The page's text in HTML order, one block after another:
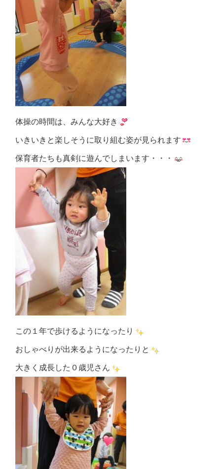
体操の時間は、みんな大好き
いきいきと楽しそうに取り組む姿が見られます
保育者たちも真剣に遊んでしまいます・・・
この１年で歩けるようになったり
おしゃべりが出来るようになったりと
大きく成長した０歳児さん